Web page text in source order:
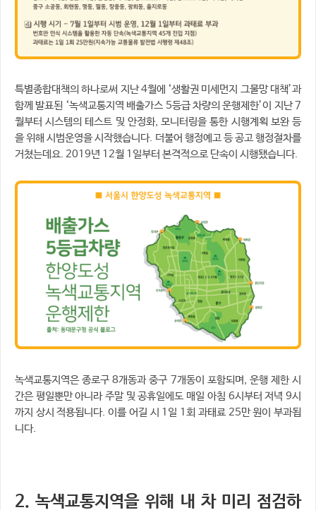
특별종합대책의 하나로써 지난 4월에 ‘생활권 미세먼지 그물망 대책’과
함께 발표된 ‘녹색교통지역 배출가스 5등급 차량의 운행제한’이 지난 7
월부터 시스템의 테스트 및 안정화, 모니터링을 통한 시행계획 보완 등
을 위해 시범운영을 시작했습니다. 더불어 행정예고 등 공고 행정절차를
거쳤는데요. 2019년 12월 1일부터 본격적으로 단속이 시행됐습니다.
녹색교통지역은 종로구 8개동과 중구 7개동이 포함되며, 운행 제한 시
간은 평일뿐만 아니라 주말 및 공휴일에도 매일 아침 6시부터 저녁 9시
까지 상시 적용됩니다. 이를 어길 시 1일 1회 과태료 25만 원이 부과됩
니다.
2. 녹색교통지역을 위해 내 차미리 점검하